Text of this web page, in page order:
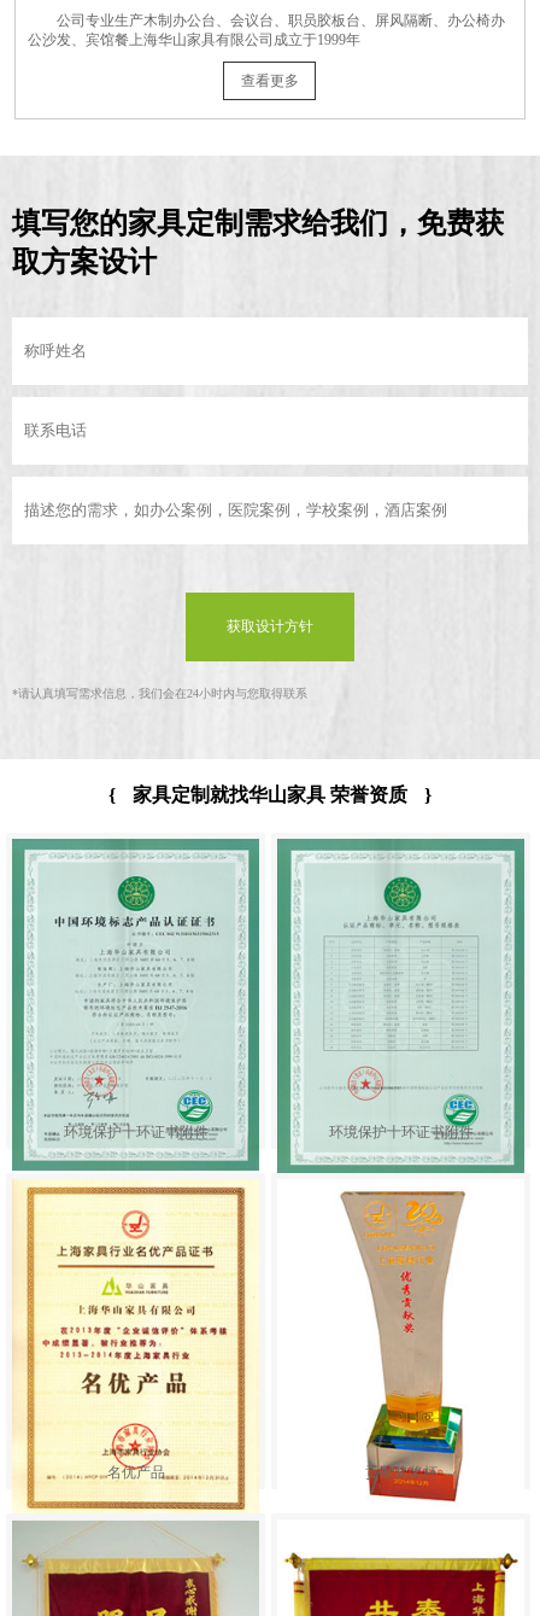
公司专业生产木制办公台、会议台、职员胶板台、屏风隔断、办公椅办
公沙发、宾馆餐上海华山家具有限公司成立于1999年
查看更多
填写您的家具定制需求给我们，免费获
取方案设计
获取设计方针
*请认真填写需求信息，我们会在24小时内与您取得联系
{ 家具定制就找华山家具 荣誉资质 }
环境保护十环证书附件 环境保护十环证书附件
名优产品 贡献奖奖杯